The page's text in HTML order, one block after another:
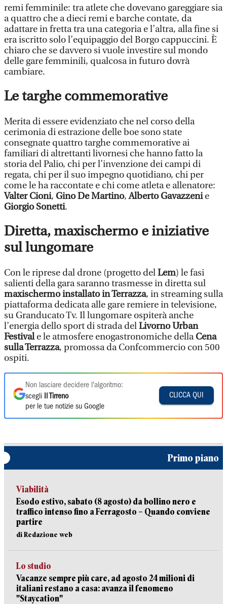
remi femminile: tra atlete che dovevano gareggiare sia
a quattro che a dieci remi e barche contate, da
adattare in fretta tra una categoria e l’altra, alla fine si
era iscritto solo l’equipaggio del Borgo cappuccini. È
chiaro che se davvero si vuole investire sul mondo
delle gare femminili, qualcosa in futuro dovrà
cambiare.
Le targhe commemorative
Merita di essere evidenziato che nel corso della
cerimonia di estrazione delle boe sono state
consegnate quattro targhe commemorative ai
familiari di altrettanti livornesi che hanno fatto la
storia del Palio, chi per l’invenzione dei campi di
regata, chi per il suo impegno quotidiano, chi per
come le ha raccontate e chi come atleta e allenatore:
Valter Cioni, Gino De Martino,Alberto Gavazzenie
Giorgio Sonetti.
Diretta, maxischermo e iniziative
sul lungomare
Con le riprese dal drone (progetto delLem) le fasi
salienti della gara saranno trasmesse in diretta sul
maxischermo installato in Terrazza, in streaming sulla
piattaforma dedicata alle gare remiere in televisione,
su Granducato Tv. Il lungomare ospiterà anche
l’energia dello sport di strada delLivorno Urban
Festivale le atmosfere enogastronomiche dellaCena
sulla Terrazza, promossa da Confcommercio con 500
ospiti.
Non lasciare decidere l'algoritmo:
scegli
Il Tirreno
per le tue notizie su Google
CLICCA QUI
Primo piano
Viabilità
Esodo estivo, sabato (8 agosto) da bollino nero e
traffico intenso fino a Ferragosto – Quando conviene
partire
di Redazione web
Lo studio
Vacanze sempre più care, ad agosto 24 milioni di
italiani restano a casa: avanza il fenomeno
"Staycation"